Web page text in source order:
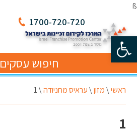
פתח סרגל נגישות
ß
1700-720-720
חיפוש עסקים
ראשי\מזון\עראיס מחניודה\
1
1